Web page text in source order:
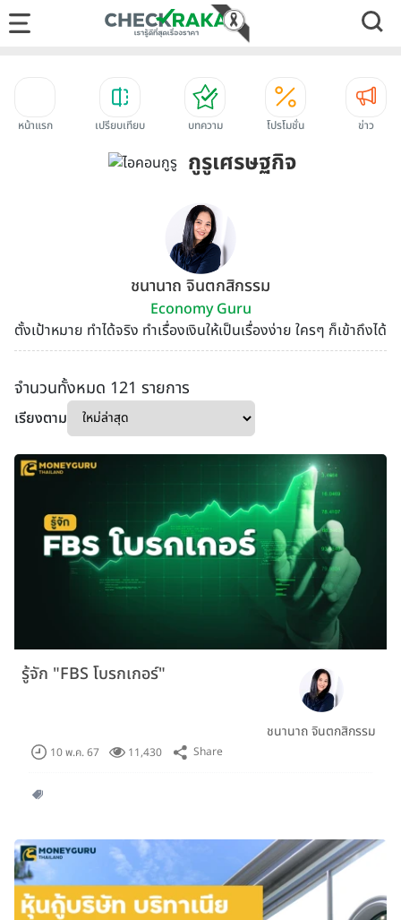
หน้าแรก เปรียบเทียบ บทความ โปรโมชั่น ข่าว
กูรูเศรษฐกิจ
ชนานาถ จินตกสิกรรม
Economy Guru
ตั้งเป้าหมาย ทำได้จริง ทำเรื่องเงินให้เป็นเรื่องง่าย ใครๆ ก็เข้าถึงได้
จำนวนทั้งหมด 121 รายการ
เรียงตาม
รู้จัก "FBS โบรกเกอร์"
ชนานาถ จินตกสิกรรม
10 พ.ค. 67 11,430 Share